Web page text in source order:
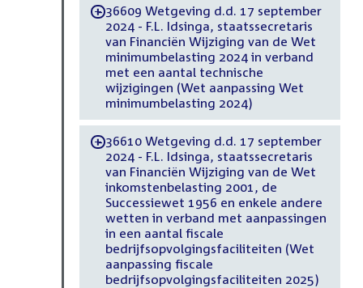
-36609 Wetgeving d.d. 17 september
2024 - F.L. Idsinga, staatssecretaris
van Financiën Wijziging van de Wet
minimumbelasting 2024 in verband
met een aantal technische
wijzigingen (Wet aanpassing Wet
minimumbelasting 2024)
-36610 Wetgeving d.d. 17 september
2024 - F.L. Idsinga, staatssecretaris
van Financiën Wijziging van de Wet
inkomstenbelasting 2001, de
Successiewet 1956 en enkele andere
wetten in verband met aanpassingen
in een aantal fiscale
bedrijfsopvolgingsfaciliteiten (Wet
aanpassing fiscale
bedrijfsopvolgingsfaciliteiten 2025)